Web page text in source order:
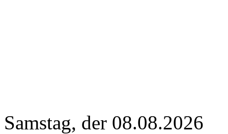
Samstag, der 08.08.2026